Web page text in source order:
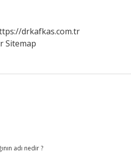
drkafkas.com.tr
Sitemap
adı nedir ?